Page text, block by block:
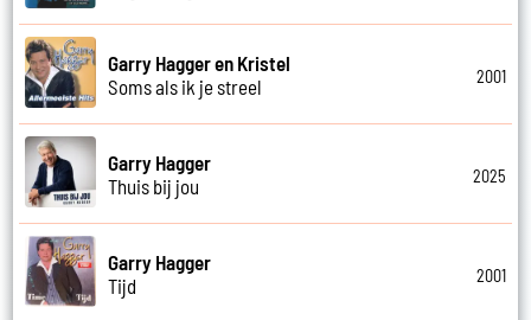
Garry Hagger en Kristel
Soms als ik je streel
2001
Garry Hagger
Thuis bij jou
2025
Garry Hagger
Tijd
2001